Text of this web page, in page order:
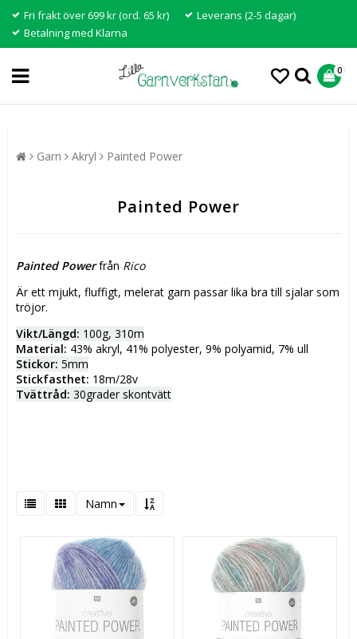
Fri frakt över 699 kr (ord. 65 kr)
Leverans (2-5 dagar)
Betalning med Klarna
0
Garn Akryl Painted Power
Painted Power
Painted Power från Rico
Är ett mjukt, fluffigt, melerat garn passar lika bra till sjalar som
tröjor.
Vikt/Längd: 100g, 310m
Material: 43% akryl, 41% polyester, 9% polyamid, 7% ull
Stickor: 5mm
Stickfasthet: 18m/28v
Tvättråd: 30grader skontvätt
Namn